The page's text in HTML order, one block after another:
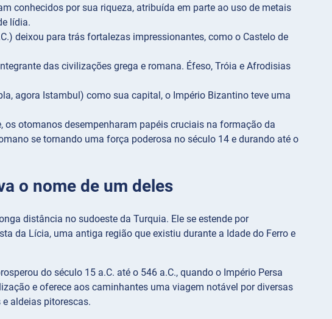
conhecidos por sua riqueza, atribuída em parte ao uso de metais
lídia.
deixou para trás fortalezas impressionantes, como o Castelo de
das civilizações grega e romana. Éfeso, Tróia e Afrodisias
agora Istambul) como sua capital, o Império Bizantino teve uma
os otomanos desempenharam papéis cruciais na formação da
se tornando uma força poderosa no século 14 e durando até o
o nome de um deles
distância no sudoeste da Turquia. Ele se estende por
da Lícia, uma antiga região que existiu durante a Idade do Ferro e
do século 15 a.C. até o 546 a.C., quando o Império Persa
e oferece aos caminhantes uma viagem notável por diversas
aldeias pitorescas.